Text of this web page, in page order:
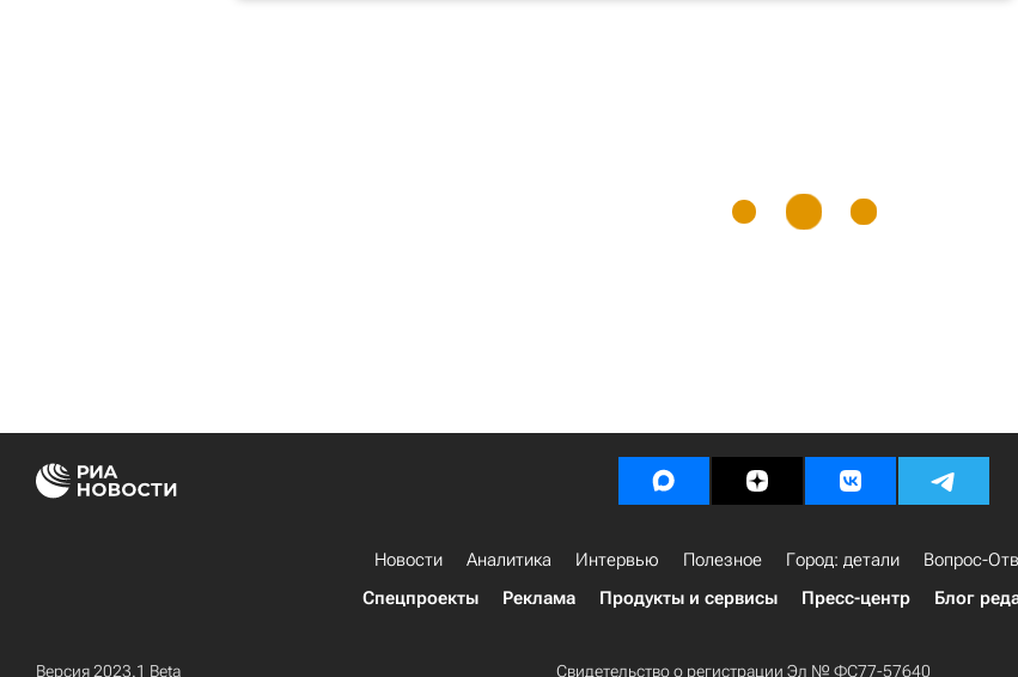
Новости Аналитика Интервью Полезное Город: детали Вопрос-
Спецпроекты
Реклама Продукты и сервисы Пресс-центр Блог
Версия 2023.1 Beta Свидетельство о регистрации Эл № ФС77-57640